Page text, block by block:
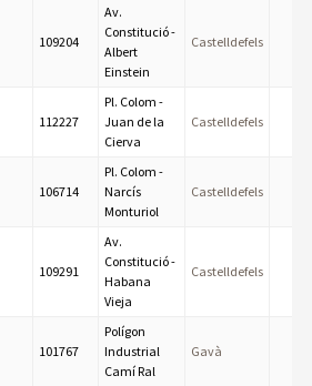
109204
Av.
Constitució -
Albert
Einstein
Castelldefels
112227
Pl. Colom -
Juan de la
Cierva
Castelldefels
106714
Pl. Colom -
Narcís
Monturiol
Castelldefels
109291
Av.
Constitució -
Habana
Vieja
Castelldefels
101767
Polígon
Industrial
Camí Ral
Gavà